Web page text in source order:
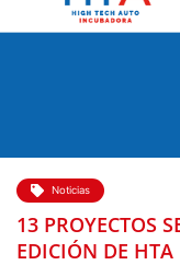
Noticias
13 PROYECTOS
EDICIÓN DE HTA